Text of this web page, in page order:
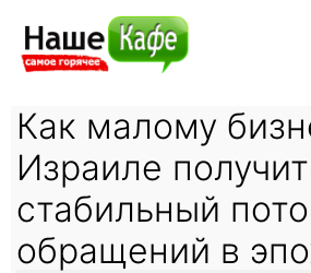
Как малому
Израиле
стабильный
обращений в